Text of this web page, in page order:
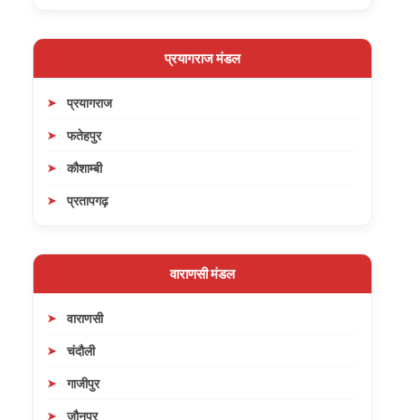
प्रयागराज मंडल
प्रयागराज
फतेहपुर
कौशाम्बी
प्रतापगढ़
वाराणसी मंडल
वाराणसी
चंदौली
गाजीपुर
जौनपुर